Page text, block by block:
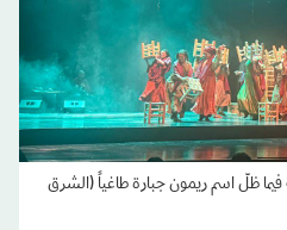
فيما ظلّ اسم ريمون جبارة طاغياً (الشرق